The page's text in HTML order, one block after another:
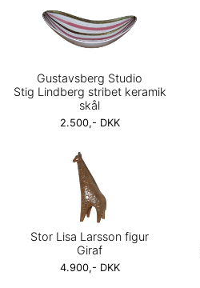
Gustavsberg Studio
Stig Lindberg stribet keramik
skål
2.500,- DKK
Stor Lisa Larsson figur
Giraf
4.900,- DKK